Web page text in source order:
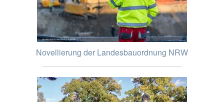
Novellierung der Landesbauordnung NRW